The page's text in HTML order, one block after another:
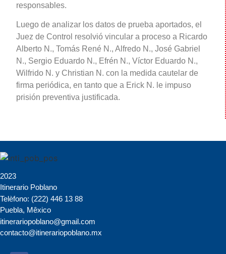
responsables.
Luego de analizar los datos de prueba aportados, el
Juez de Control resolvió vincular a proceso a Ricardo
Alberto N., Tomás René N., Alfredo N., José Gabriel
N., Sergio Eduardo N., Efrén N., Víctor Eduardo N.,
Wilfrido N. y Christian N. con la medida cautelar de
firma periódica, en tanto que a Erick N. le impuso
prisión preventiva justificada.
2023
Itinerario Poblano
Telèfono: (222) 446 13 88
Puebla, Mêxico
itinerariopoblano@gmail.com
contacto@itinerariopoblano.mx